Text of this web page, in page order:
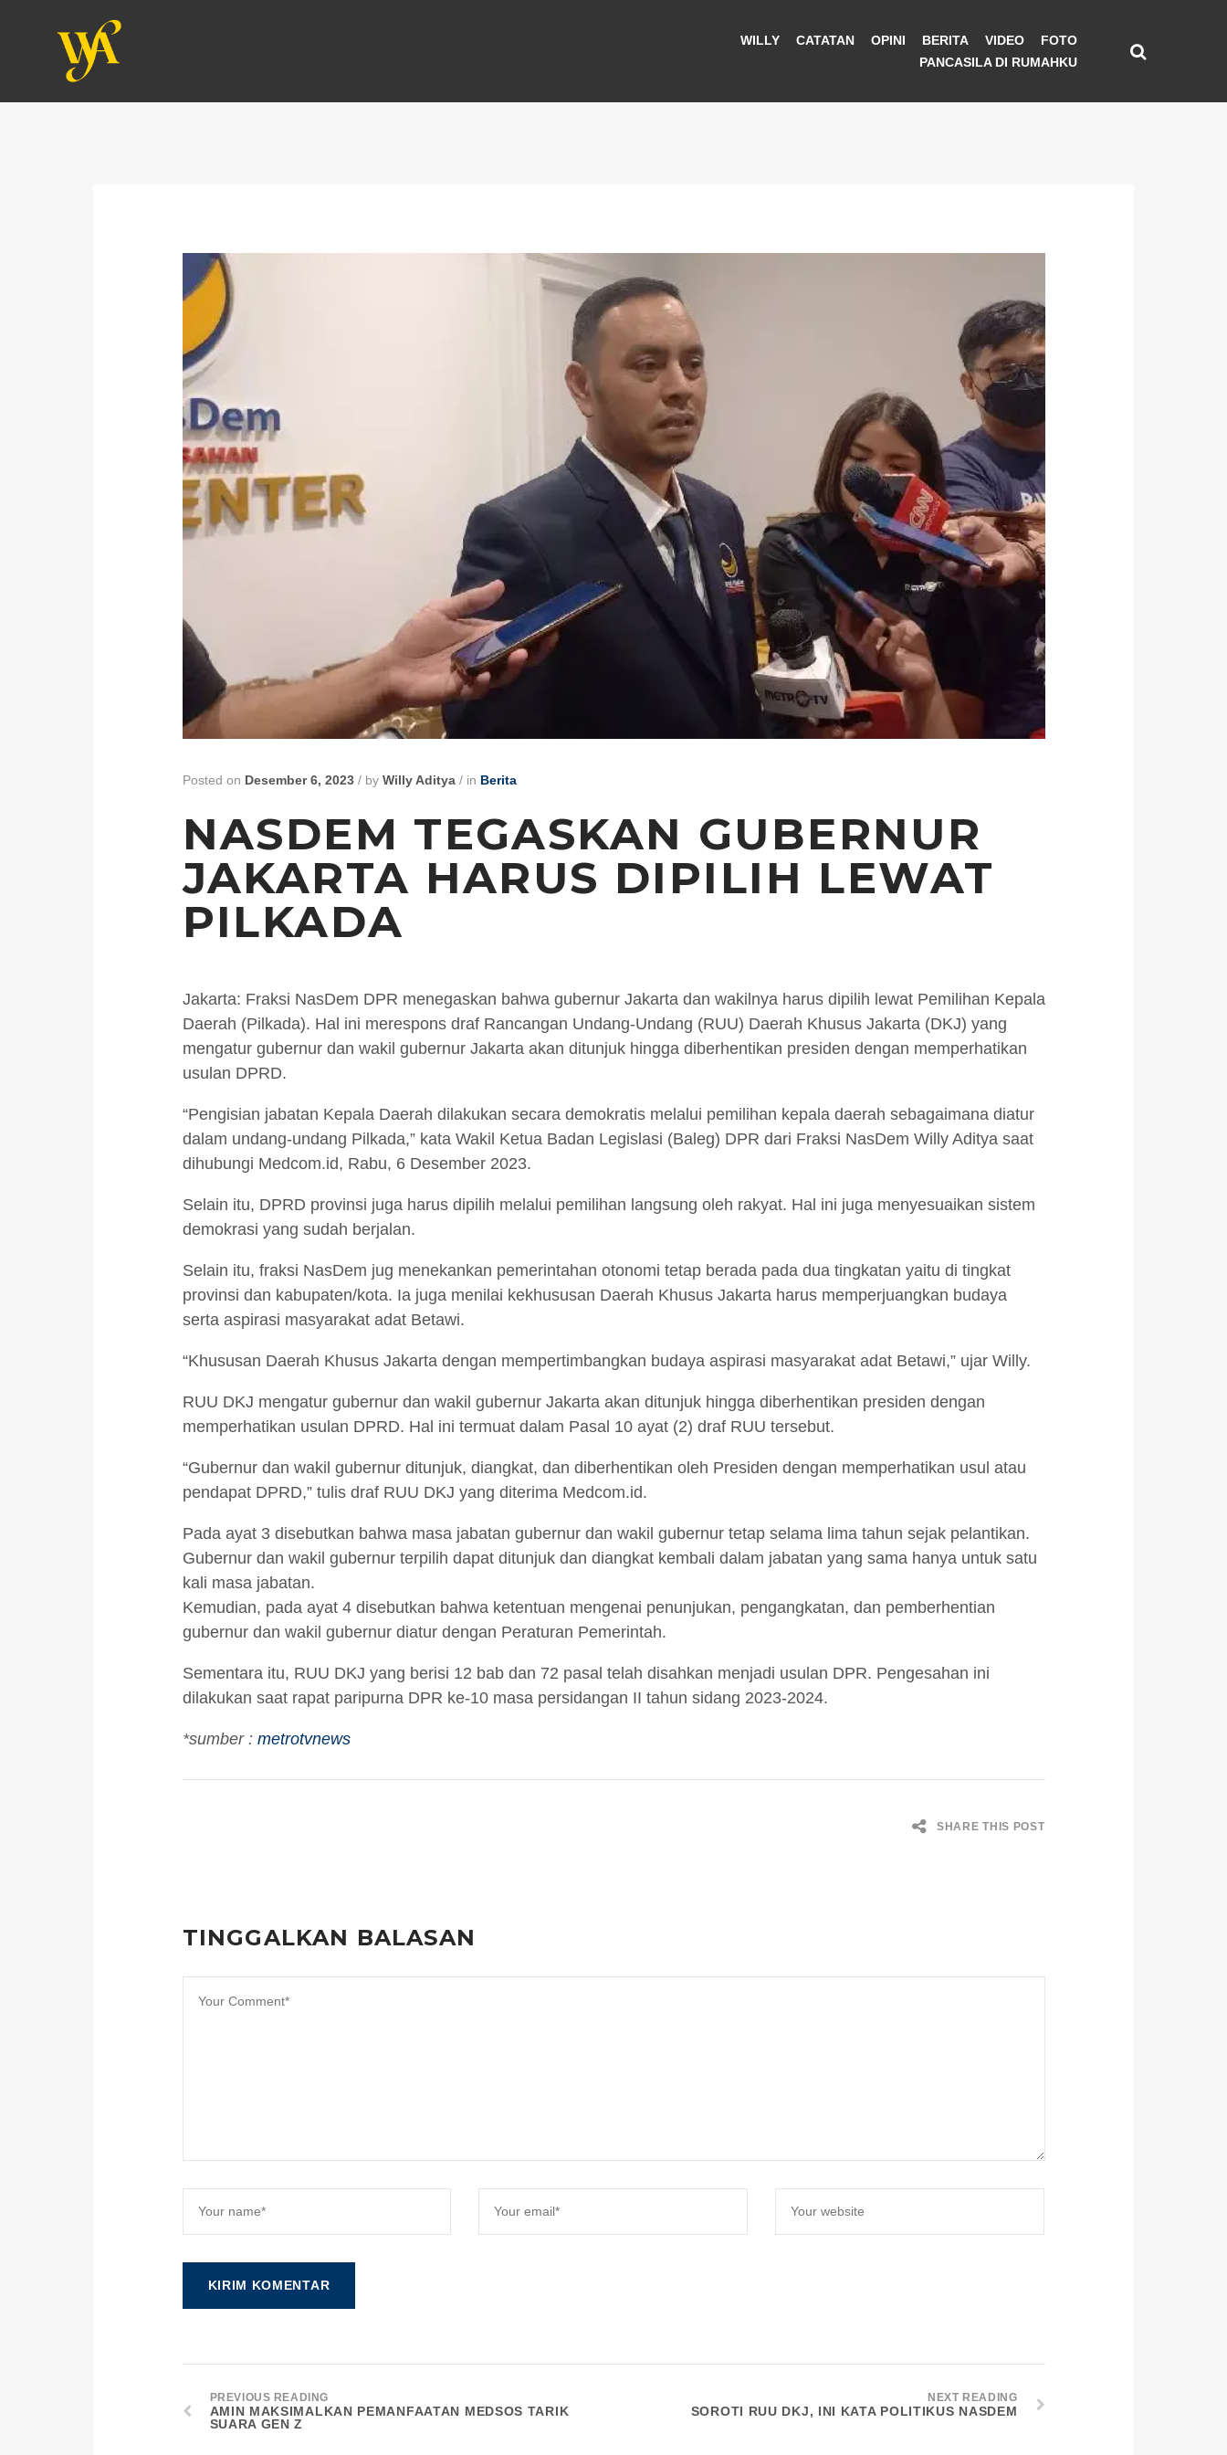
WILLY CATATAN OPINI BERITA VIDEO
FOTO
PANCASILA DI RUMAHKU
Posted on Desember 6, 2023 /by Willy Aditya / in Berita
NASDEM TEGASKAN GUBERNUR
JAKARTA HARUS DIPILIH LEWAT
PILKADA
Jakarta: Fraksi NasDem DPR menegaskan bahwa gubernur Jakarta dan wakilnya harus dipilih lewat Pemilihan Kepala
Daerah (Pilkada). Hal ini merespons draf Rancangan Undang-Undang (RUU) Daerah Khusus Jakarta (DKJ) yang
mengatur gubernur dan wakil gubernur Jakarta akan ditunjuk hingga diberhentikan presiden dengan memperhatikan
usulan DPRD.
“Pengisian jabatan Kepala Daerah dilakukan secara demokratis melalui pemilihan kepala daerah sebagaimana diatur
dalam undang-undang Pilkada,” kata Wakil Ketua Badan Legislasi (Baleg) DPR dari Fraksi NasDem Willy Aditya saat
dihubungi Medcom.id, Rabu, 6 Desember 2023.
Selain itu, DPRD provinsi juga harus dipilih melalui pemilihan langsung oleh rakyat. Hal ini juga menyesuaikan sistem
demokrasi yang sudah berjalan.
Selain itu, fraksi NasDem jug menekankan pemerintahan otonomi tetap berada pada dua tingkatan yaitu di tingkat
provinsi dan kabupaten/kota. Ia juga menilai kekhususan Daerah Khusus Jakarta harus memperjuangkan budaya
serta aspirasi masyarakat adat Betawi.
“Khususan Daerah Khusus Jakarta dengan mempertimbangkan budaya aspirasi masyarakat adat Betawi,” ujar Willy.
RUU DKJ mengatur gubernur dan wakil gubernur Jakarta akan ditunjuk hingga diberhentikan presiden dengan
memperhatikan usulan DPRD. Hal ini termuat dalam Pasal 10 ayat (2) draf RUU tersebut.
“Gubernur dan wakil gubernur ditunjuk, diangkat, dan diberhentikan oleh Presiden dengan memperhatikan usul atau
pendapat DPRD,” tulis draf RUU DKJ yang diterima Medcom.id.
Pada ayat 3 disebutkan bahwa masa jabatan gubernur dan wakil gubernur tetap selama lima tahun sejak pelantikan.
Gubernur dan wakil gubernur terpilih dapat ditunjuk dan diangkat kembali dalam jabatan yang sama hanya untuk satu
kali masa jabatan.
Kemudian, pada ayat 4 disebutkan bahwa ketentuan mengenai penunjukan, pengangkatan, dan pemberhentian
gubernur dan wakil gubernur diatur dengan Peraturan Pemerintah.
Sementara itu, RUU DKJ yang berisi 12 bab dan 72 pasal telah disahkan menjadi usulan DPR. Pengesahan ini
dilakukan saat rapat paripurna DPR ke-10 masa persidangan II tahun sidang 2023-2024.
*sumber : metrotvnews
SHARE THIS POST
TINGGALKAN BALASAN
PREVIOUS READING
AMIN MAKSIMALKAN PEMANFAATAN MEDSOS TARIK
SUARA GEN Z
NEXT READING
SOROTI RUU DKJ, INI KATA POLITIKUS NASDEM